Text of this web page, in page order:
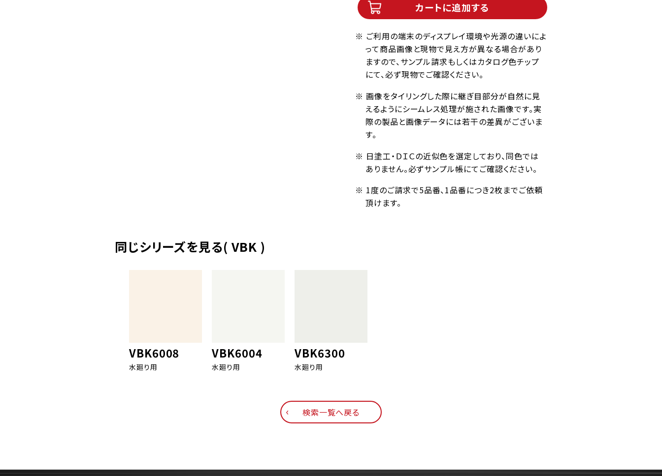
カートに追加する
※ ご利用の端末のディスプレイ環境や光源の違いによ
って商品画像と現物で見え方が異なる場合があり
ますので、サンプル請求もしくはカタログ色チップ
にて、必ず現物でご確認ください。
※ 画像をタイリングした際に継ぎ目部分が自然に見
えるようにシームレス処理が施された画像です。実
際の製品と画像データには若干の差異がございま
す。
※ 日塗工・ＤＩＣの近似色を選定しており、同色では
ありません。必ずサンプル帳にてご確認ください。
※ 1度のご請求で5品番、1品番につき2枚までご依頼
頂けます。
同じシリーズを見る( VBK )
VBK6008
水廻り用
VBK6004
水廻り用
VBK6300
水廻り用
検索一覧へ戻る